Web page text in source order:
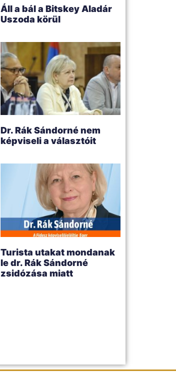
Áll a bál a Bitskey Aladár
Uszoda körül
Dr. Rák Sándorné nem
képviseli a választóit
Turista utakat mondanak
le dr. Rák Sándorné
zsidózása miatt